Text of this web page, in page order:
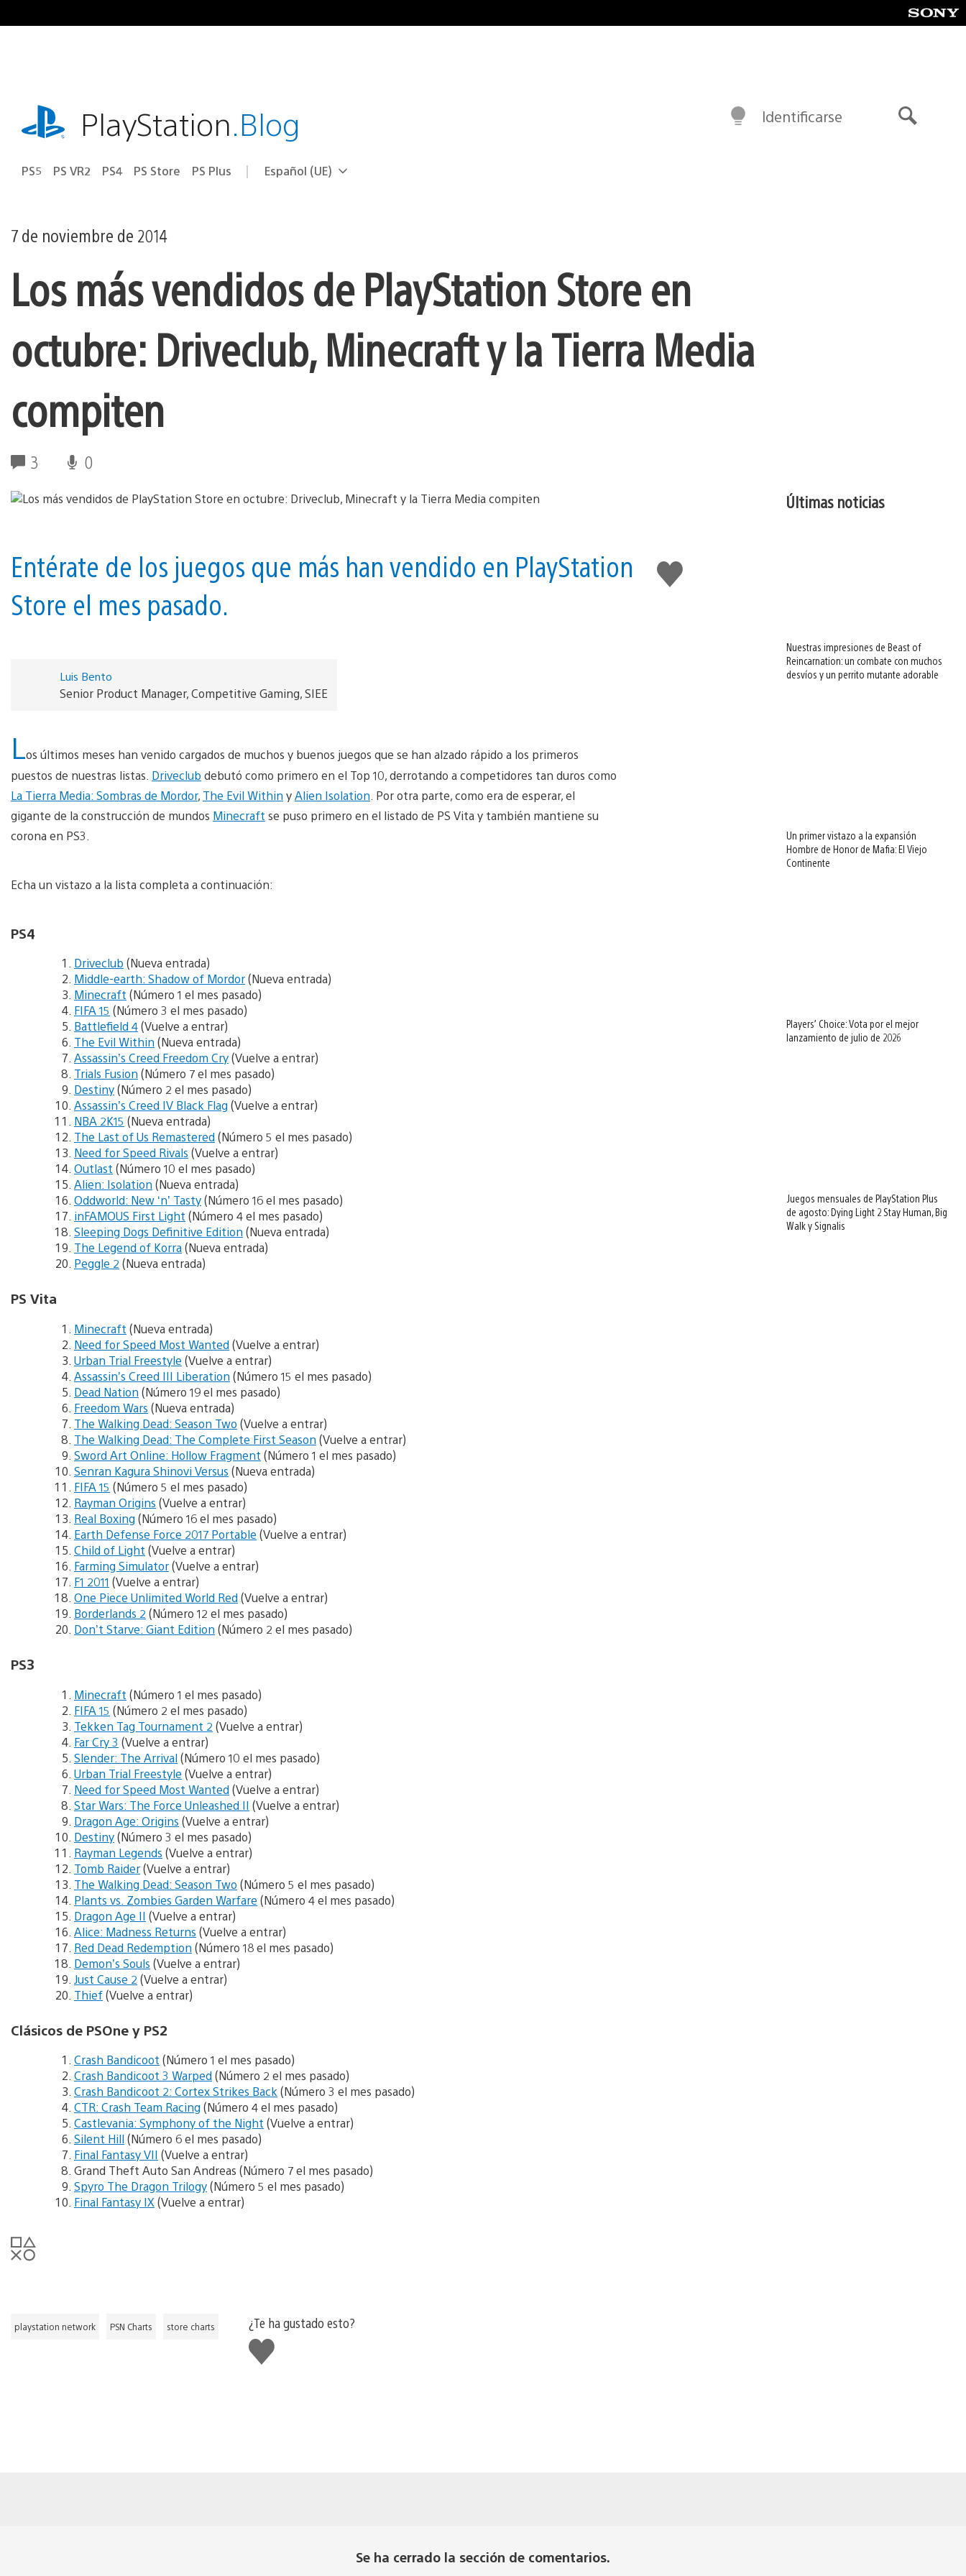
al
playstation.comPlayStation.Blog
PS5 PS VR2 PS4 PS Store PS Plus Selecciona
Región
Español (UE)
Identificarse
7 de noviembre de 2014
Los más vendidos de PlayStation Store en
octubre: Driveclub, Minecraft y la Tierra Media
compiten
3 0
Me
gusta
Entérate de los juegos que más han vendido en PlayStation
Store el mes pasado.
Luis Bento
Senior Product Manager, Competitive Gaming, SIEE
Los últimos meses han venido cargados de muchos y buenos juegos que se han alzado rápido a los primeros
puestos de nuestras listas. Driveclub debutó como primero en el Top 10, derrotando a competidores tan duros como
La Tierra Media: Sombras de Mordor, The Evil Within yAlien Isolation . Por otra parte, como era de esperar, el
gigante de la construcción de mundos Minecraft se puso primero en el listado de PS Vita y también mantiene su
corona en PS3.
Echa un vistazo a la lista completa a continuación:
PS4
Driveclub (Nueva entrada)
Middle-earth: Shadow of Mordor(Nueva entrada)
Minecraft (Número 1 el mes pasado)
FIFA 15 (Número 3 el mes pasado)
Battlefield 4(Vuelve a entrar)
The Evil Within (Nueva entrada)
Assassin’s Creed Freedom Cry(Vuelve a entrar)
Trials Fusion (Número 7 el mes pasado)
Destiny(Número 2 el mes pasado)
Assassin’s Creed IV Black Flag (Vuelve a entrar)
NBA 2K15 (Nueva entrada)
The Last of Us Remastered (Número 5 el mes pasado)
Need for Speed Rivals (Vuelve a entrar)
Outlast (Número 10 el mes pasado)
Alien: Isolation (Nueva entrada)
Oddworld: New ‘n’ Tasty(Número 16 el mes pasado)
inFAMOUS First Light (Número 4 el mes pasado)
Sleeping Dogs Definitive Edition (Nueva entrada)
The Legend of Korra(Nueva entrada)
Peggle 2 (Nueva entrada)
PS Vita
Minecraft (Nueva entrada)
Need for Speed Most Wanted (Vuelve a entrar)
Urban Trial Freestyle (Vuelve a entrar)
Assassin’s Creed III Liberation (Número 15 el mes pasado)
Dead Nation (Número 19 el mes pasado)
Freedom Wars (Nueva entrada)
The Walking Dead: Season Two (Vuelve a entrar)
The Walking Dead: The Complete First Season (Vuelve a entrar)
Sword Art Online: Hollow Fragment (Número 1 el mes pasado)
Senran Kagura Shinovi Versus (Nueva entrada)
FIFA 15 (Número 5 el mes pasado)
Rayman Origins (Vuelve a entrar)
Real Boxing (Número 16 el mes pasado)
Earth Defense Force 2017 Portable (Vuelve a entrar)
Child of Light (Vuelve a entrar)
Farming Simulator(Vuelve a entrar)
F1 2011 (Vuelve a entrar)
One Piece Unlimited World Red (Vuelve a entrar)
Borderlands 2 (Número 12 el mes pasado)
Don’t Starve: Giant Edition (Número 2 el mes pasado)
PS3
Minecraft (Número 1 el mes pasado)
FIFA 15 (Número 2 el mes pasado)
Tekken Tag Tournament 2 (Vuelve a entrar)
Far Cry 3 (Vuelve a entrar)
Slender: The Arrival(Número 10 el mes pasado)
Urban Trial Freestyle (Vuelve a entrar)
Need for Speed Most Wanted (Vuelve a entrar)
Star Wars: The Force Unleashed II (Vuelve a entrar)
Dragon Age: Origins (Vuelve a entrar)
Destiny(Número 3 el mes pasado)
Rayman Legends (Vuelve a entrar)
Tomb Raider(Vuelve a entrar)
The Walking Dead: Season Two (Número 5 el mes pasado)
Plants vs. Zombies Garden Warfare (Número 4 el mes pasado)
Dragon Age II (Vuelve a entrar)
Alice: Madness Returns (Vuelve a entrar)
Red Dead Redemption (Número 18 el mes pasado)
Demon’s Souls (Vuelve a entrar)
Just Cause 2 (Vuelve a entrar)
Thief(Vuelve a entrar)
Clásicos de PSOne y PS2
Crash Bandicoot (Número 1 el mes pasado)
Crash Bandicoot 3 Warped (Número 2 el mes pasado)
Crash Bandicoot 2: Cortex Strikes Back(Número 3 el mes pasado)
CTR: Crash Team Racing (Número 4 el mes pasado)
Castlevania: Symphony of the Night (Vuelve a entrar)
Silent Hill(Número 6 el mes pasado)
Final Fantasy VII (Vuelve a entrar)
Grand Theft Auto San Andreas (Número 7 el mes pasado)
Spyro The Dragon Trilogy(Número 5 el mes pasado)
Final Fantasy IX(Vuelve a entrar)
playstation network PSN Charts store charts
¿Te ha gustado esto?
Me
gusta
Últimas noticias
Nuestras impresiones de Beast of
Reincarnation: un combate con muchos
desvíos y un perrito mutante adorable
Un primer vistazo a la expansión
Hombre de Honor de Mafia: El Viejo
Continente
Players’ Choice: Vota por el mejor
lanzamiento de julio de 2026
Juegos mensuales de PlayStation Plus
de agosto: Dying Light 2 Stay Human, Big
Walk y Signalis
Se ha cerrado la sección de comentarios.